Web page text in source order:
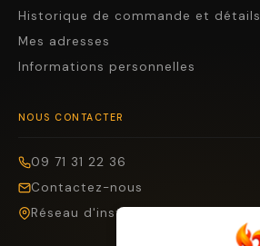
Historique de commande et détails
Mes adresses
Informations personnelles
NOUS CONTACTER
09 71 31 22 36
Contactez-nous
Réseau d'installateurs